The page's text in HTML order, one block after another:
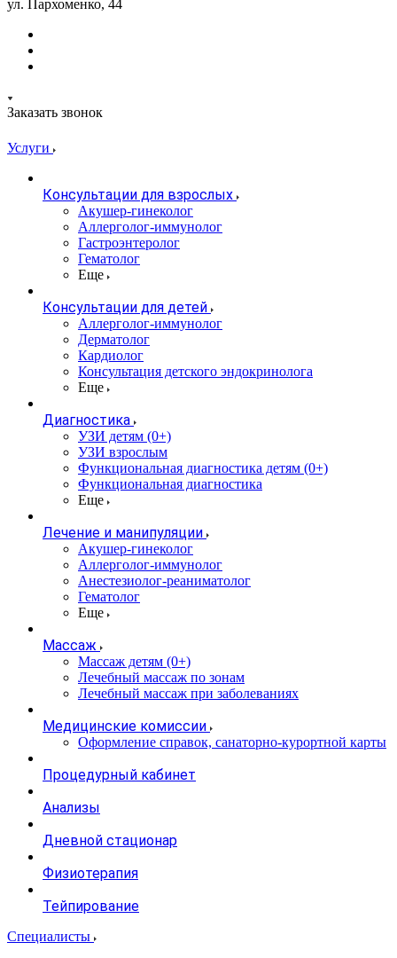
ул. Пархоменко, 44
Заказать звонок
Услуги
Консультации для взрослых
Акушер-гинеколог
Аллерголог-иммунолог
Гастроэнтеролог
Гематолог
Еще
Консультации для детей
Аллерголог-иммунолог
Дерматолог
Кардиолог
Консультация детского эндокринолога
Еще
Диагностика
УЗИ детям (0+)
УЗИ взрослым
Функциональная диагностика детям (0+)
Функциональная диагностика
Еще
Лечение и манипуляции
Акушер-гинеколог
Аллерголог-иммунолог
Анестезиолог-реаниматолог
Гематолог
Еще
Массаж
Массаж детям (0+)
Лечебный массаж по зонам
Лечебный массаж при заболеваниях
Медицинские комиссии
Оформление справок, санаторно-курортной карты
Процедурный кабинет
Анализы
Дневной стационар
Физиотерапия
Тейпирование
Специалисты